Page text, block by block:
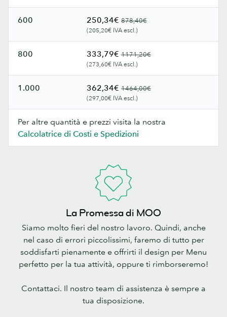
600 250,34€ 878,40€
(205,20€ IVA escl.)
800 333,79€ 1171,20€
(273,60€ IVA escl.)
1.000 362,34€ 1464,00€
(297,00€ IVA escl.)
Per altre quantità e prezzi visita la nostra
Calcolatrice di Costi e Spedizioni
La Promessa di MOO
Siamo molto fieri del nostro lavoro. Quindi, anche
nel caso di errori piccolissimi, faremo di tutto per
soddisfarti pienamente e offrirti il design per Menu
perfetto per la tua attività, oppure ti rimborseremo!
Contattaci. Il nostro team di assistenza è sempre a
tua disposizione.